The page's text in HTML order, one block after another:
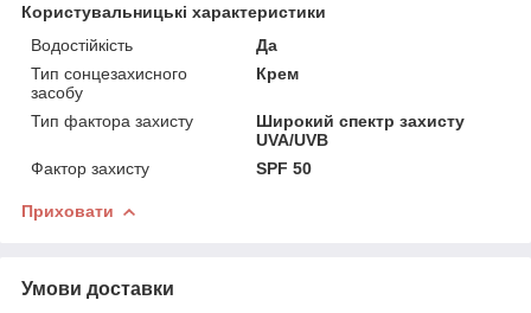
Користувальницькі характеристики
Водостійкість
Да
Тип сонцезахисного
засобу
Крем
Тип фактора захисту
Широкий спектр захисту
UVA/UVB
Фактор захисту
SPF 50
Приховати
Умови доставки